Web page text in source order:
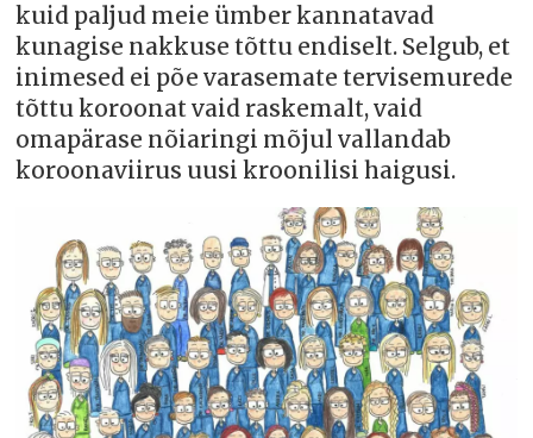
kuid paljud meie ümber kannatavad
kunagise nakkuse tõttu endiselt. Selgub, et
inimesed ei põe varasemate tervisemurede
tõttu koroonat vaid raskemalt, vaid
omapärase nõiaringi mõjul vallandab
koroonaviirus uusi kroonilisi haigusi.